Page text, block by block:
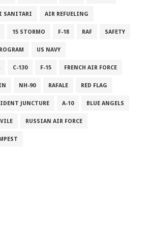
SANITARI AIR REFUELING
15 STORMO F-18 RAF SAFETY
US NAVY
C-130 F-15 FRENCH AIR FORCE
NH-90 RAFALE RED FLAG
JUNCTURE A-10 BLUE ANGELS
RUSSIAN AIR FORCE